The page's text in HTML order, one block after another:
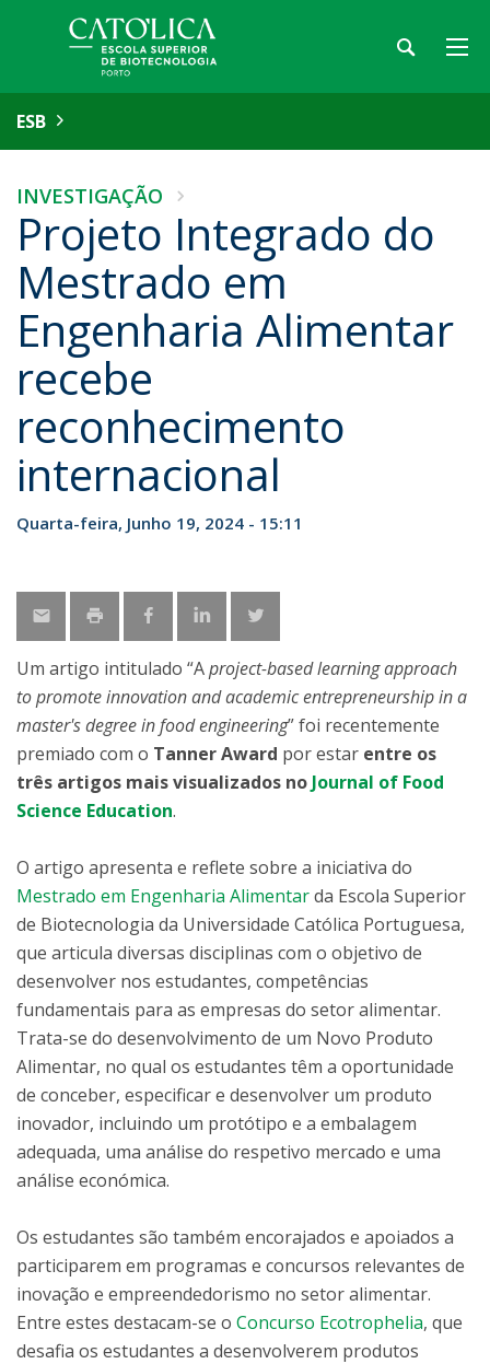
ESB
INVESTIGAÇÃO
Projeto Integrado do
Mestrado em
Engenharia Alimentar
recebe
reconhecimento
internacional
Quarta-feira, Junho 19, 2024 - 15:11
Um artigo intitulado “Aproject-based learning approach
to promote innovation and academic entrepreneurship in a
master's degree in food engineering” foi recentemente
premiado com o Tanner Award por estar entre os
três artigos mais visualizados no Journal of Food
Science Education.
O artigo apresenta e reflete sobre a iniciativa do
Mestrado em Engenharia Alimentarda Escola Superior
de Biotecnologia da Universidade Católica Portuguesa,
que articula diversas disciplinas com o objetivo de
desenvolver nos estudantes, competências
fundamentais para as empresas do setor alimentar.
Trata-se do desenvolvimento de um Novo Produto
Alimentar, no qual os estudantes têm a oportunidade
de conceber, especificar e desenvolver um produto
inovador, incluindo um protótipo e a embalagem
adequada, uma análise do respetivo mercado e uma
análise económica.
Os estudantes são também encorajados e apoiados a
participarem em programas e concursos relevantes de
inovação e empreendedorismo no setor alimentar.
Entre estes destacam-se o Concurso Ecotrophelia, que
desafia os estudantes a desenvolverem produtos